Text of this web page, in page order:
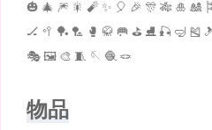
🎃 🎄 🎆 🎇 🧨 ✨ 🎈 🎉 🎊 🎋 🎍
🏒 🥍 🏓 🏸 🥊 🥋 🥅 ⛳ ⛸ 🎣 🤿 🎽
🎭 🖼 🎨 🧵 🪡 🧶 🪢
物品